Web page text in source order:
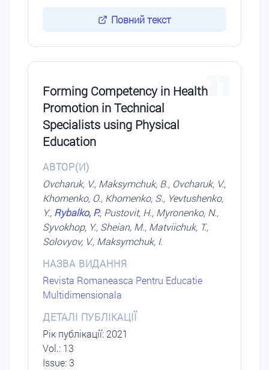
Повний текст
11
Forming Competency in Health
Promotion in Technical
Specialists using Physical
Education
АВТОР(И)
Ovcharuk, V., Maksymchuk, B., Ovcharuk, V.,
Khomenko, O., Khomenko, S., Yevtushenko,
Y., Rybalko, P., Pustovit, H., Myronenko, N.,
Syvokhop, Y., Sheian, M., Matviichuk, T.,
Solovyov, V., Maksymchuk, I.
НАЗВА ВИДАННЯ
Revista Romaneasca Pentru Educatie
Multidimensionala
ДЕТАЛІ ПУБЛІКАЦІЇ
Рік публікації: 2021
Vol.: 13
Issue: 3